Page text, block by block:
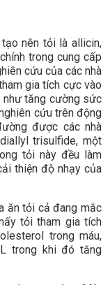
nên tỏi là allicin,
trong cung cấp
cứu của các nhà
gia tích cực vào
như tăng cường sức
cứu trên động
được các nhà
trisulfide, một
tỏi này đều làm
thiện độ nhạy của
ăn tỏi cả đang mắc
tỏi tham gia tích
trong máu,
trong khi đó tăng